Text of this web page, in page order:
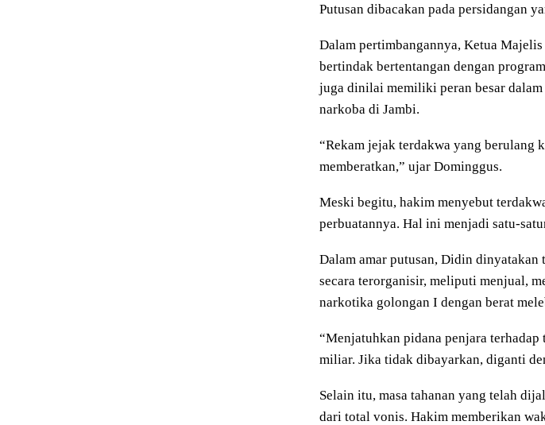
Putusan dibacakan pada persidangan
Dalam pertimbangannya, Ketua
bertindak bertentangan dengan
juga dinilai memiliki peran besar dalam
narkoba di Jambi.
“Rekam jejak terdakwa yang berulang
memberatkan,” ujar Dominggus.
Meski begitu, hakim menyebut
perbuatannya. Hal ini menjadi satu-
Dalam amar putusan, Didin
secara terorganisir, meliputi menjual,
narkotika golongan I dengan berat
“Menjatuhkan pidana penjara terhadap
miliar. Jika tidak dibayarkan, diganti
Selain itu, masa tahanan yang telah
dari total vonis. Hakim memberikan